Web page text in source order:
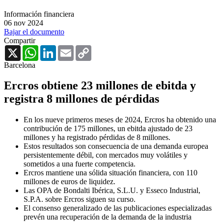
Información financiera
06 nov 2024
Bajar el documento
Compartir
X
WhatsAppLinkedInEmail
Barcelona
Ercros obtiene 23 millones de ebitda y
registra 8 millones de pérdidas
En los nueve primeros meses de 2024, Ercros ha obtenido una
contribución de 175 millones, un ebitda ajustado de 23
millones y ha registrado pérdidas de 8 millones.
Estos resultados son consecuencia de una demanda europea
persistentemente débil, con mercados muy volátiles y
sometidos a una fuerte competencia.
Ercros mantiene una sólida situación financiera, con 110
millones de euros de liquidez.
Las OPA de Bondalti Ibérica, S.L.U. y Esseco Industrial,
S.P.A. sobre Ercros siguen su curso.
El consenso generalizado de las publicaciones especializadas
prevén una recuperación de la demanda de la industria